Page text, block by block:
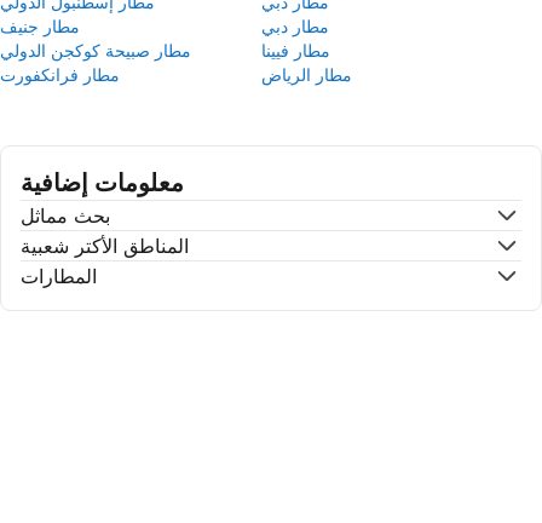
مطار جنيف
مطار دبي
مطار صبيحة كوكجن الدولي
مطار فيينا
مطار فرانكفورت
مطار الرياض
معلومات إضافية
بحث مماثل
المناطق الأكتر شعبية
المطارات